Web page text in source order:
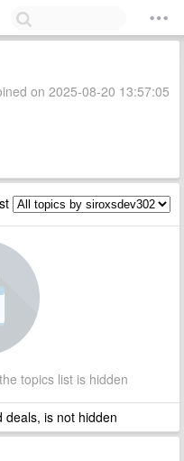
on 2025-08-20 13:57:05
topics list is hidden
is not hidden